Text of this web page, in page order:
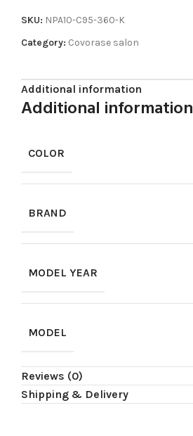
SKU: NPA10-C95-360-K
Category: Covorase salon
Additional information
Additional information
COLOR
BRAND
MODEL YEAR
MODEL
Reviews (0)
Shipping & Delivery